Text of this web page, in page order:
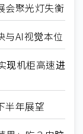
会聚光灯失衡
AI视觉本位
现机柜高速进
半年展望